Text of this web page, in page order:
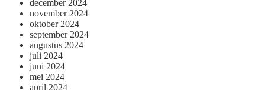
december 2024
november 2024
oktober 2024
september 2024
augustus 2024
juli 2024
juni 2024
mei 2024
april 2024